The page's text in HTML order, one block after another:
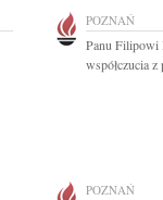
POZNAŃ
Panu Filipowi
współczucia
POZNAŃ